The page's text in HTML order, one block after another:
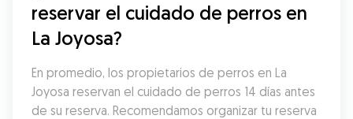
reservar el cuidado de perros en
La Joyosa?
En promedio, los propietarios de perros en La
Joyosa reservan el cuidado de perros 14 días antes
de su reserva. Recomendamos organizar tu reserva